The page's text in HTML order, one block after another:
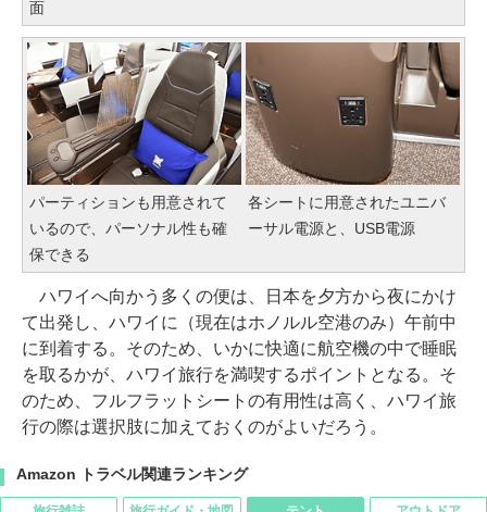
面
パーティションも用意されて
いるので、パーソナル性も確
保できる
各シートに用意されたユニバ
ーサル電源と、USB電源
ハワイへ向かう多くの便は、日本を夕方から夜にかけ
て出発し、ハワイに（現在はホノルル空港のみ）午前中
に到着する。そのため、いかに快適に航空機の中で睡眠
を取るかが、ハワイ旅行を満喫するポイントとなる。そ
のため、フルフラットシートの有用性は高く、ハワイ旅
行の際は選択肢に加えておくのがよいだろう。
Amazon トラベル関連ランキング